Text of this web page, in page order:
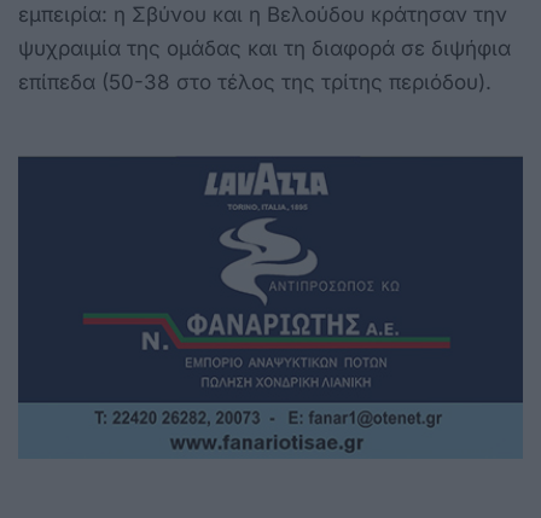
εμπειρία: η Σβύνου και η Βελούδου κράτησαν την
ψυχραιμία της ομάδας και τη διαφορά σε διψήφια
επίπεδα (50-38 στο τέλος της τρίτης περιόδου).